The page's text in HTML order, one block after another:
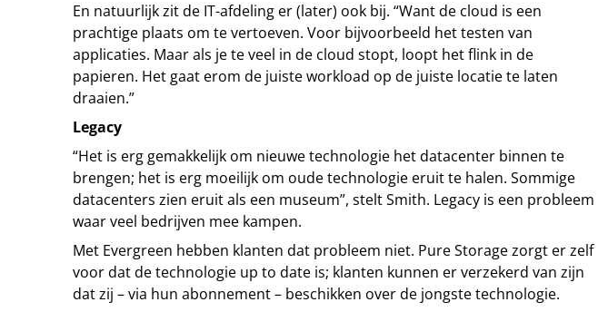
En natuurlijk zit de IT-afdeling er (later) ook bij. “Want de cloud is een
prachtige plaats om te vertoeven. Voor bijvoorbeeld het testen van
applicaties. Maar als je te veel in de cloud stopt, loopt het flink in de
papieren. Het gaat erom de juiste workload op de juiste locatie te laten
draaien.”
Legacy
“Het is erg gemakkelijk om nieuwe technologie het datacenter binnen te
brengen; het is erg moeilijk om oude technologie eruit te halen. Sommige
datacenters zien eruit als een museum”, stelt Smith. Legacy is een probleem
waar veel bedrijven mee kampen.
Met Evergreen hebben klanten dat probleem niet. Pure Storage zorgt er zelf
voor dat de technologie up to date is; klanten kunnen er verzekerd van zijn
dat zij – via hun abonnement – beschikken over de jongste technologie.